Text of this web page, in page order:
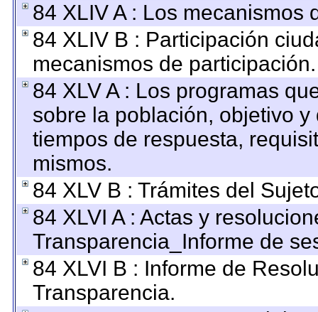
84 XLIV A : Los mecanismos
84 XLIV B : Participación
mecanismos de participación.
84 XLV A : Los programas
sobre la población, objetivo
tiempos de respuesta,
mismos.
84 XLV B : Trámites del
84 XLVI A : Actas y
Transparencia_Informe de
84 XLVI B : Informe de
Transparencia.